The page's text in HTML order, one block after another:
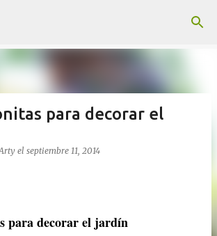
para decorar el
el septiembre 11, 2014
para decorar el jardín